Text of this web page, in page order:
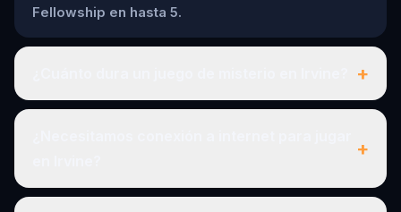
Fellowship en hasta 5.
+
+